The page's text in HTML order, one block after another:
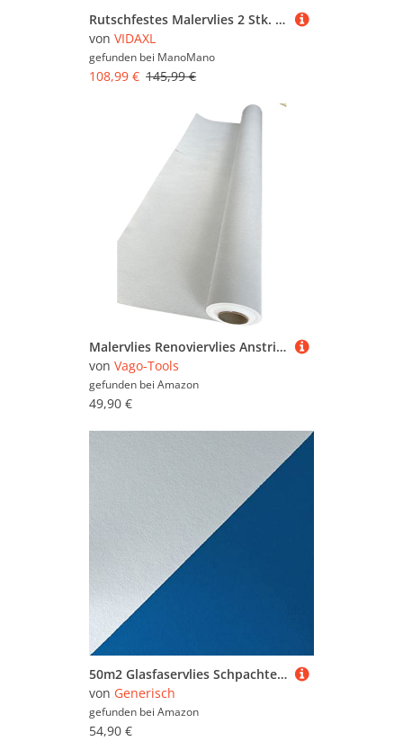
Rutschfestes Malervlies 2 Stk. 50 m 280 g/m² Grau - Vidaxl
von VIDAXL
gefunden bei ManoMano
108,99 € 145,99 €
Malervlies Renoviervlies Anstrichvlies 250g/m² Vliestapet 1x15m² Tapete + Kleber
von Vago-Tools
gefunden bei Amazon
49,90 €
50m2 Glasfaservlies Schpachtelvlies Glasfaser Renoviervlies Glattvlies Malervlies Tapete 65g/m2
von Generisch
gefunden bei Amazon
54,90 €